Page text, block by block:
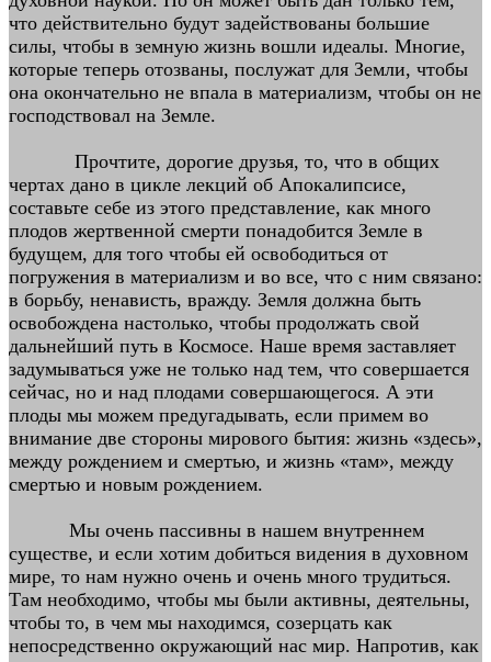
что действительно будут задействованы большие
силы, чтобы в земную жизнь вошли идеалы. Многие,
которые теперь отозваны, послужат для Земли, чтобы
она окончательно не впала в материализм, чтобы он не
господствовал на Земле.
Прочтите, дорогие друзья, то, что в общих
чертах дано в цикле лекций об Апокалипсисе,
составьте себе из этого представление, как много
плодов жертвенной смерти понадобится Земле в
будущем, для того чтобы ей освободиться от
погружения в материализм и во все, что с ним связано:
в борьбу, ненависть, вражду. Земля должна быть
освобождена настолько, чтобы продолжать свой
дальнейший путь в Космосе. Наше время заставляет
задумываться уже не только над тем, что совершается
сейчас, но и над плодами совершающегося. А эти
плоды мы можем предугадывать, если примем во
внимание две стороны мирового бытия: жизнь «здесь»,
между рождением и смертью, и жизнь «там», между
смертью и новым рождением.
Мы очень пассивны в нашем внутреннем
существе, и если хотим добиться видения в духовном
мире, то нам нужно очень и очень много трудиться.
Там необходимо, чтобы мы были активны, деятельны,
чтобы то, в чем мы находимся, созерцать как
непосредственно окружающий нас мир. Напротив, как